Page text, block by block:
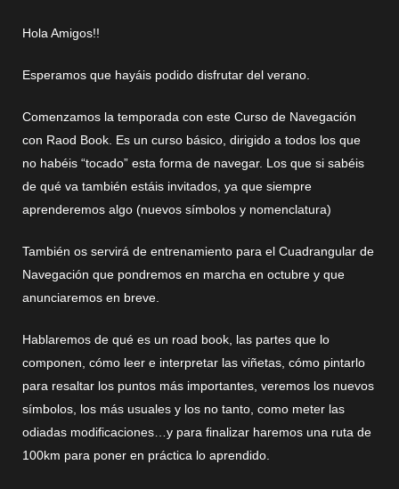
Hola Amigos!!
Esperamos que hayáis podido disfrutar del verano.
Comenzamos la temporada con este Curso de Navegación
con Raod Book. Es un curso básico, dirigido a todos los que
no habéis “tocado” esta forma de navegar. Los que si sabéis
de qué va también estáis invitados, ya que siempre
aprenderemos algo (nuevos símbolos y nomenclatura)
También os servirá de entrenamiento para el Cuadrangular de
Navegación que pondremos en marcha en octubre y que
anunciaremos en breve.
Hablaremos de qué es un road book, las partes que lo
componen, cómo leer e interpretar las viñetas, cómo pintarlo
para resaltar los puntos más importantes, veremos los nuevos
símbolos, los más usuales y los no tanto, como meter las
odiadas modificaciones…y para finalizar haremos una ruta de
100km para poner en práctica lo aprendido.